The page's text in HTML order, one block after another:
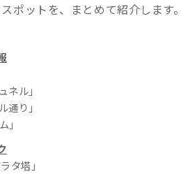
ポットを、まとめて紹介します。
ネル」
通り」
」
タ塔」